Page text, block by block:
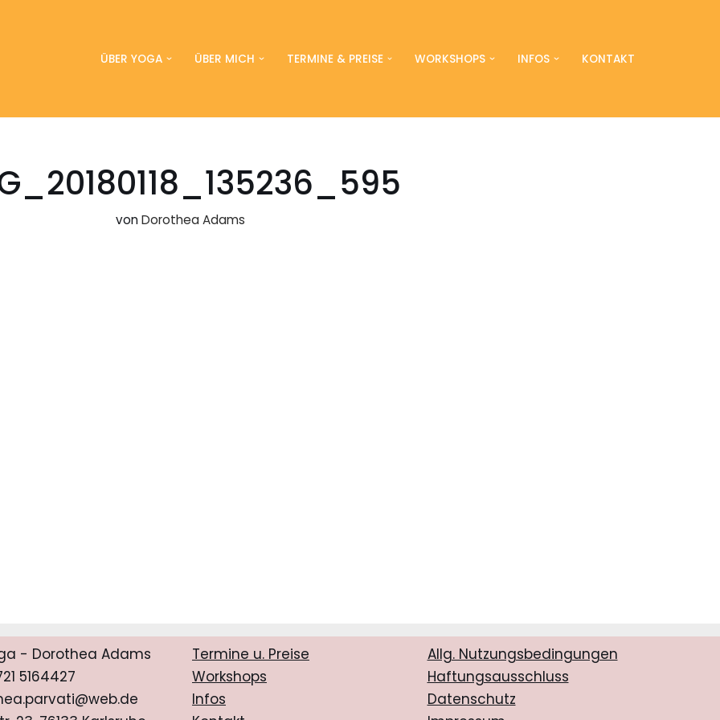
ÜBER YOGA ÜBER MICH TERMINE & PREISE WORKSHOPS INFOS KONTAKT
vonDorothea Adams
- Dorothea Adams
5164427
Termine u. Preise
Workshops
Infos
Allg. Nutzungsbedingungen
Haftungsausschluss
Datenschutz